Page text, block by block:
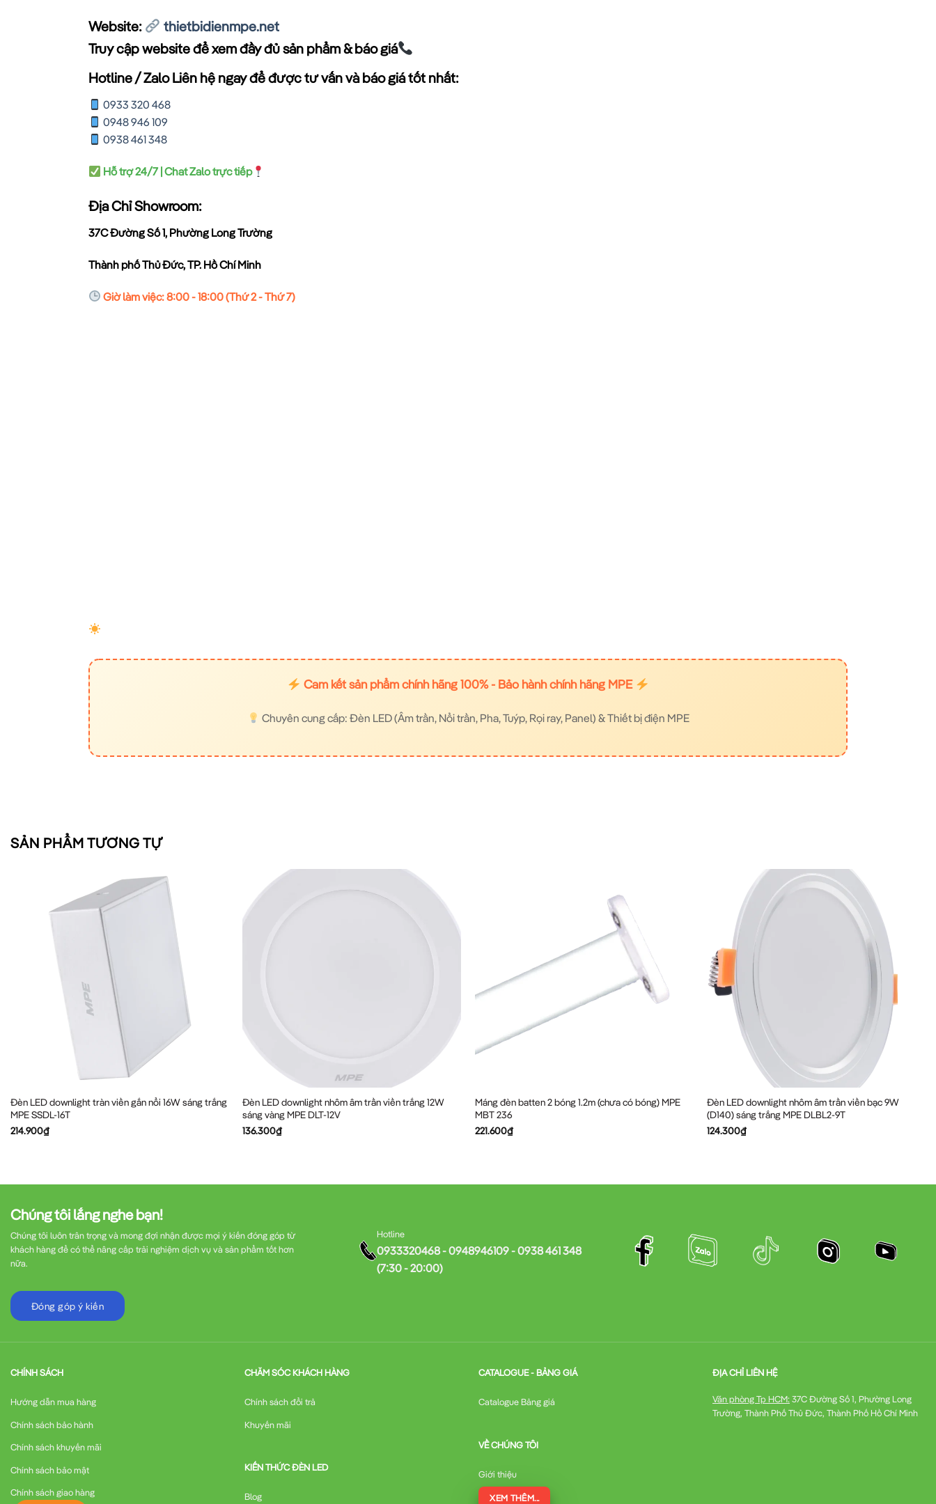
Website:
thietbidienmpe.net
Truy cập website để xem đầy đủ sản phẩm & báo giá
Hotline / Zalo Liên hệ ngay để được tư vấn và báo giá tốt nhất:
0933 320 468
0948 946 109
0938 461 348
Hỗ trợ 24/7 | Chat Zalo trực tiếp
Địa Chỉ Showroom:
37C Đường Số 1, Phường Long Trường
Thành phố Thủ Đức, TP. Hồ Chí Minh
Giờ làm việc: 8:00 - 18:00 (Thứ 2 - Thứ 7)
Cam kết sản phẩm chính hãng 100% - Bảo hành chính hãng MPE
Chuyên cung cấp: Đèn LED (Âm trần, Nổi trần, Pha, Tuýp, Rọi ray, Panel) & Thiết bị điện MPE
SẢN PHẨM TƯƠNG TỰ
Đèn LED downlight tràn viền gắn nổi 16W sáng trắng
MPE SSDL-16T
214.900₫
Đèn LED downlight nhôm âm trần viền trắng 12W
sáng vàng MPE DLT-12V
136.300₫
Máng đèn batten 2 bóng 1.2m (chưa có bóng) MPE
MBT 236
221.600₫
Đèn LED downlight nhôm âm trần viền bạc 9W
(D140) sáng trắng MPE DLBL2-9T
124.300₫
Chúng tôi lắng nghe bạn!
Chúng tôi luôn trân trọng và mong đợi nhận được mọi ý kiến đóng góp từ
khách hàng để có thể nâng cấp trải nghiệm dịch vụ và sản phẩm tốt hơn
nữa.
Đóng góp ý kiến
Hotline
0933320468 - 0948946109 - 0938 461 348
(7:30 - 20:00)
CHÍNH SÁCH
Hướng dẫn mua hàng
Chính sách bảo hành
Chính sách khuyến mãi
Chính sách bảo mật
Chính sách giao hàng
CHĂM SÓC KHÁCH HÀNG
Chính sách đổi trả
Khuyến mãi
KIẾN THỨC ĐÈN LED
Blog
CATALOGUE - BẢNG GIÁ
Catalogue Bảng giá
VỀ CHÚNG TÔI
Giới thiệu
XEM THÊM...
ĐỊA CHỈ LIÊN HỆ
Văn phòng Tp HCM:37C Đường Số 1, Phường Long
Trường, Thành Phố Thủ Đức, Thành Phố Hồ Chí Minh